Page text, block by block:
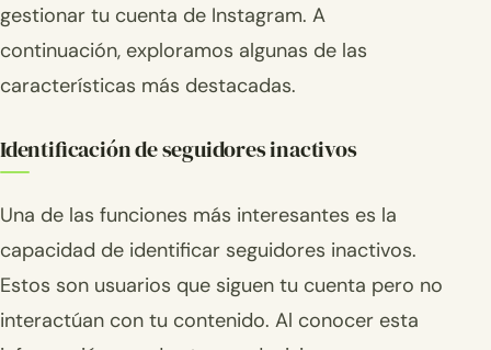
gestionar tu cuenta de Instagram. A
continuación, exploramos algunas de las
características más destacadas.
Identificación de seguidores inactivos
Una de las funciones más interesantes es la
capacidad de identificar seguidores inactivos.
Estos son usuarios que siguen tu cuenta pero no
interactúan con tu contenido. Al conocer esta